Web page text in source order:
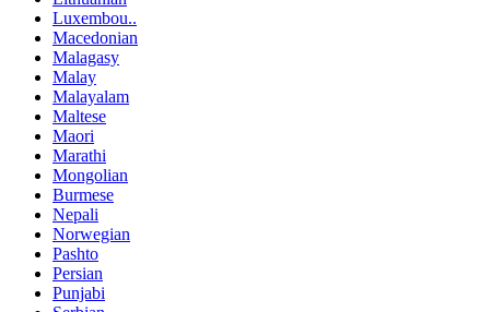
Luxembou..
Macedonian
Malagasy
Malay
Malayalam
Maltese
Maori
Marathi
Mongolian
Burmese
Nepali
Norwegian
Pashto
Persian
Punjabi